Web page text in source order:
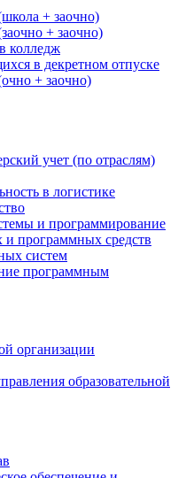
+ заочно)
+ заочно)
колледж
в декретном отпуске
+ заочно)
учет (по отраслям)
в логистике
и программирование
программных средств
систем
программным
организации
образовательной